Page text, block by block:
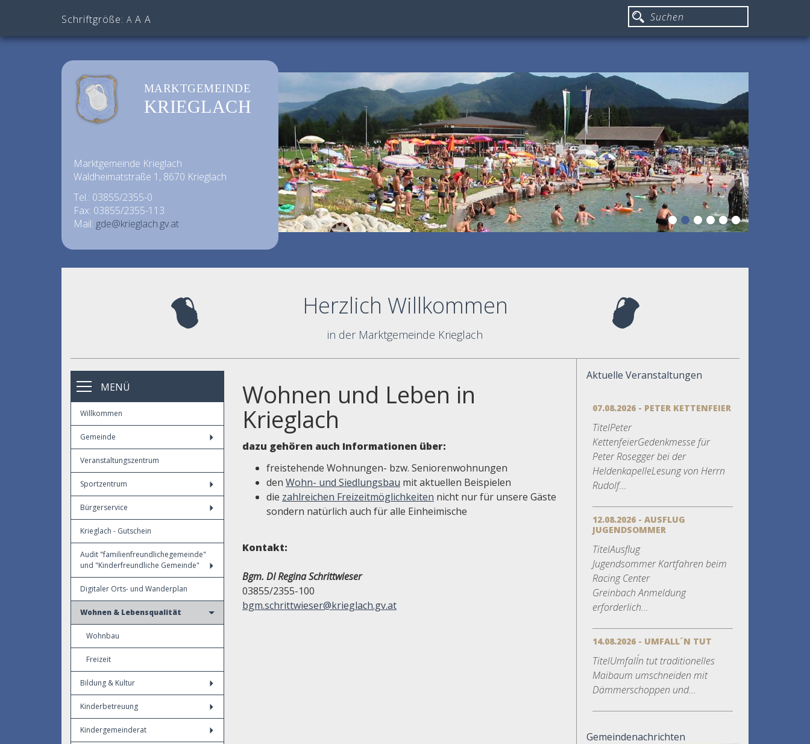
Schriftgröße: A A A
MARKTGEMEINDE
KRIEGLACH
Marktgemeinde Krieglach
Waldheimatstraße 1, 8670 Krieglach
Tel.: 03855/2355-0
Fax: 03855/2355-113
Mail: gde@krieglach.gv.at
Herzlich Willkommen
in der Marktgemeinde Krieglach
MENÜ
Willkommen
Gemeinde
Veranstaltungszentrum
Sportzentrum
Bürgerservice
Krieglach - Gutschein
Audit "familienfreundlichegemeinde"
und "Kinderfreundliche Gemeinde"
Digitaler Orts- und Wanderplan
Wohnen & Lebensqualität
Wohnbau
Freizeit
Bildung & Kultur
Kinderbetreuung
Kindergemeinderat
Wohnen und Leben in
Krieglach
dazu gehören auch Informationen über:
freistehende Wohnungen- bzw. Seniorenwohnungen
den Wohn- und Siedlungsbau mit aktuellen Beispielen
die zahlreichen Freizeitmöglichkeiten nicht nur für unsere Gäste
sondern natürlich auch für alle Einheimische
Kontakt:
Bgm. DI Regina Schrittwieser
03855/2355-100
bgm.schrittwieser@krieglach.gv.at
Aktuelle Veranstaltungen
07.08.2026 - PETER KETTENFEIER
TitelPeter
KettenfeierGedenkmesse für
Peter Rosegger bei der
HeldenkapelleLesung von Herrn
Rudolf...
12.08.2026 - AUSFLUG
JUGENDSOMMER
TitelAusflug
Jugendsommer Kartfahren beim
Racing Center
Greinbach Anmeldung
erforderlich...
14.08.2026 - UMFALL´N TUT
TitelUmfall´n tut traditionelles
Maibaum umschneiden mit
Dämmerschoppen und...
Gemeindenachrichten